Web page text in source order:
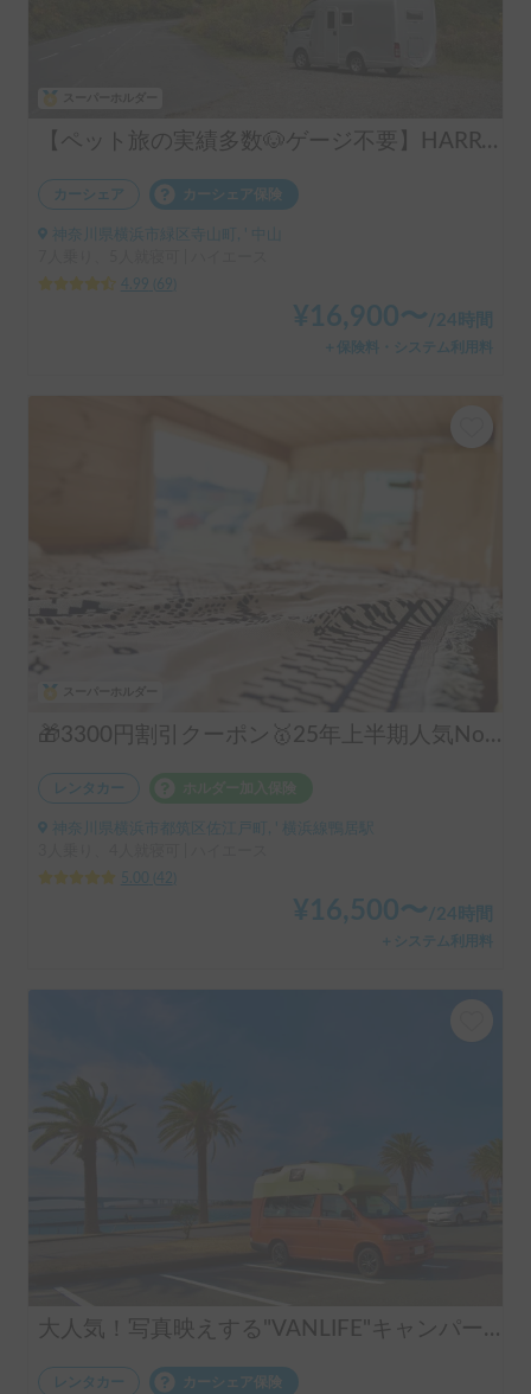
【ペット旅の実績多数🐶ゲージ不要】HARRY’s キャンピングカー 🐾 ｜ポタ電・バーベキューセット無料貸し出し🚐
カーシェア カーシェア保険
神奈川県横浜市緑区寺山町, ' 中山
4.99
69
¥ 16,900〜/24時間
＋保険料・システム利用料
🎁3300円割引クーポン🥇25年上半期人気No.1「動くログハウス🪵」【カップルに大人気✨】【ペット旅🐕】📌内容充実なのに格安の「オリジナル保険プラン」を準備👍
レンタカー
神奈川県横浜市都筑区佐江戸町, ' 横浜線鴨居駅
5.00
42
¥ 16,500〜/24時間
＋システム利用料
大人気！写真映えする"VANLIFE"キャンパー「モビゴン」🍊
レンタカー カーシェア保険